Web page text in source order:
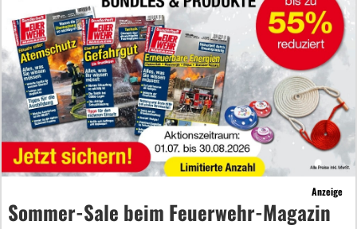
Anzeige
Sommer-Sale beim Feuerwehr-Magazin